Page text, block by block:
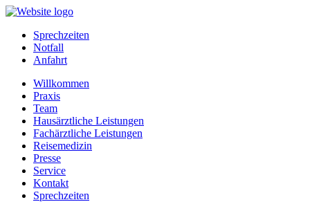
Sprechzeiten
Notfall
Anfahrt
Willkommen
Praxis
Team
Hausärztliche Leistungen
Fachärztliche Leistungen
Reisemedizin
Presse
Service
Kontakt
Sprechzeiten